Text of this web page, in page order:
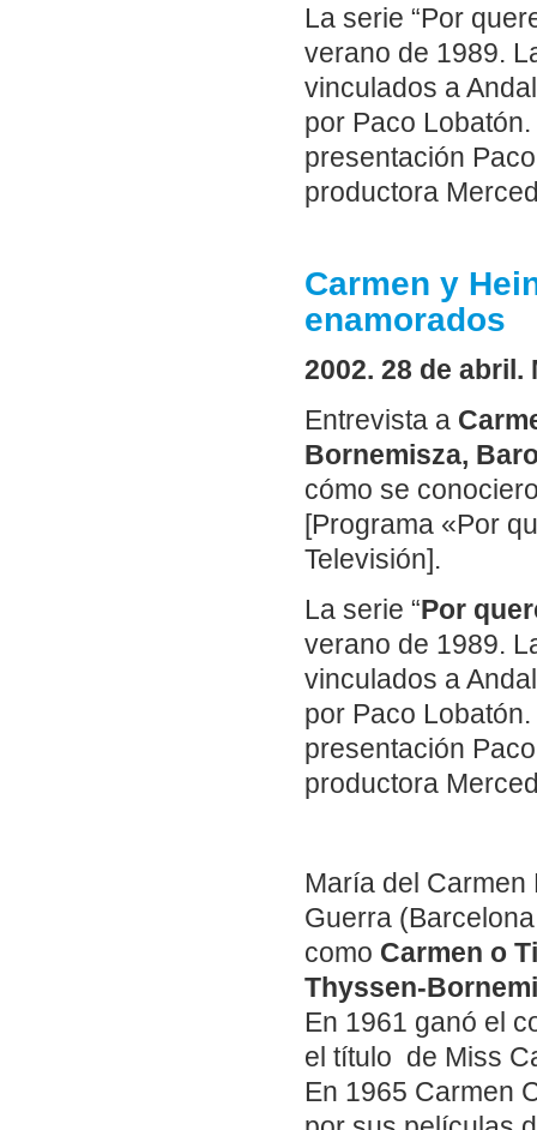
La serie “Por
verano de 1989.
vinculados a
por Paco
presentación
productora
Carmen y
enamorados
2002. 28 de
Entrevista a
Bornemisza,
cómo se
[Programa «Por
Televisión].
La serie “Por
verano de 1989.
vinculados a
por Paco
presentación
productora
María del
Guerra
como Carmen o
Thyssen-
En 1961 ganó el
el título de Miss
En 1965 Carmen